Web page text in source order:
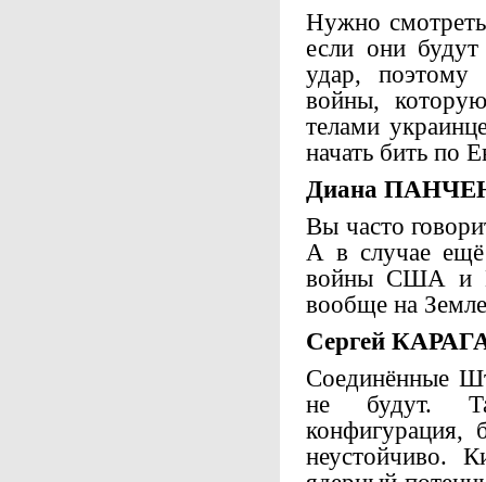
Нужно
если они
удар,
войны,
телами
начать бить по
Диана
Вы часто
А в случае ещё
войны США и
вообще на
Сергей
Соединённые
не будут.
конфигурация,
неустойчиво.